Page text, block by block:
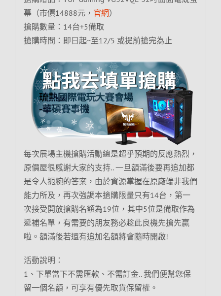
幕（市價14888元， 官網）
搶購數量：14台+5備取
搶購時間：即日起~至12/5 或提前搶完為止
每次展場主機搶購活動總是超乎預期的反應熱烈，
原價屋很感謝大家的支持.. 一旦額滿後要再追加都
是令人扼腕的答案，由於資源掌握在原廠端非我們
能力所及，再次強調本搶購限量只有14台，第一
次接受開放搶購名額為19位，其中5位是備取作為
遞補名單，有需要的朋友務必趁此良機先搶先贏
啦。額滿後若還有追加名額將會隨時開啟!
活動說明：
1、下單當下不需匯款、不需訂金.. 我們便幫您保
留一個名額，可享有優先取貨保留權。